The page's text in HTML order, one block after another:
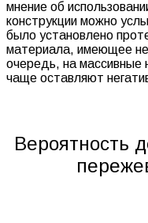
мнение об
конструкции можно
было установлено
материала, имеющее
очередь, на массивные
чаще оставляют
Вероятность